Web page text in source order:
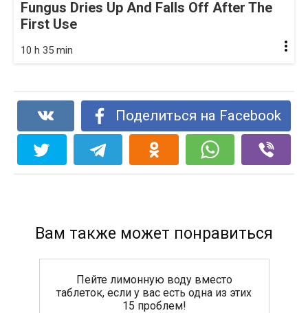
Fungus Dries Up And Falls Off After The
First Use
10 h 35 min
Поделиться на Facebook
Вам также может понравиться
Пейте лимонную воду вместо
таблеток, если у вас есть одна из этих
15 проблем!